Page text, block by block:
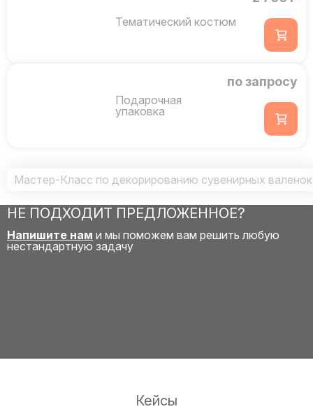
Тематический костюм
Подарочная
упаковка
по запросу
Мастер-Класс по декорированию сувенирных валенок
НЕ ПОДХОДИТ ПРЕДЛОЖЕННОЕ?
Напишите нам и мы поможем вам решить любую
нестандартную задачу
Кейсы